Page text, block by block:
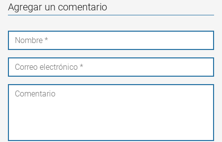
Agregar un comentario